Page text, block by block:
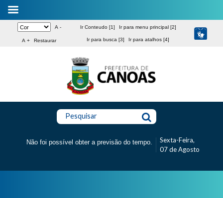
A -
A + Restaurar
Ir Conteudo [1] Ir para menu principal [2]
Ir para busca [3] Ir para atalhos [4]
Pesquisar
Não foi possível obter a previsão do tempo.
Sexta-Feira,
07 de Agosto